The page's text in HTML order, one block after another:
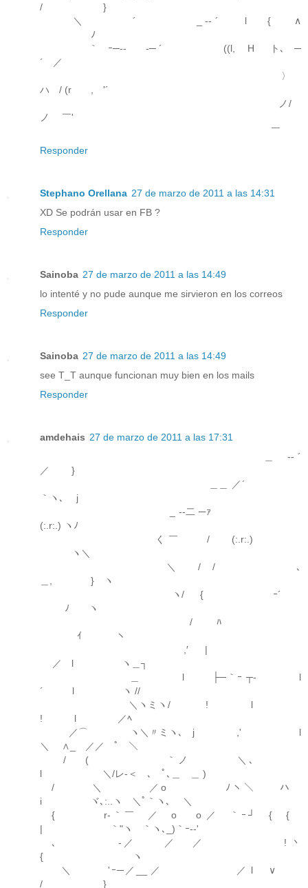
/ }
＼ ´ _ -‐ ´ l { ∧
ﾉ
｀ ｰ─-- -─ ´ ((l, H ト､ゝ─
´ ／
〉
ハ / (r , '´
ゝノ/
ノ ￣'
￣
Responder
Stephano Orellana 27 de marzo de 2011 a las 14:31
XD Se podrán usar en FB ?
Responder
Sainoba 27 de marzo de 2011 a las 14:49
lo intenté y no pude aunque me sirvieron en los correos
Responder
Sainoba 27 de marzo de 2011 a las 14:49
see T_T aunque funcionan muy bien en los mails
Responder
amdehais 27 de marzo de 2011 a las 17:31
＿ -‐ ´
／ }
＿＿ ／´
｀ヽ､ j
_ -‐二 ─ｧ
(:.r:.) ヽﾉ
く ￣ / (:.r:.)
ヽ＼
＼ / / ､
＿, } ヽ
ヽ/ { ｰ´
ﾉ ヽ
/ ﾊ
ｲ ヽ
,′ | ゝ
／ l ヽ＿┐
＿ l ├─｀ｰ ┬- l
´ l ヽ //
＼ヽミヽ/ ! l
! l ／ﾍ
／⌒ ヽ＼〃ミヽ､ j ,' l
＼ ∧_ ／／ ﾟ ＼
/ ( ｀ノ ＼､
l ＼/レ-＜ ､ ﾟ､＿ ＿ )
/ ＼ ／o ﾉヽ＼ ハ
i ヾ､:..ヽ ＼ﾟ｀ヽ､ ＼
{ r‐｀￣ ／ o o ／ ｀ｰ┘ { {
| ｀"ヽ ｀ヽ､_)｀ｰ--'
､ ゝ-／ ／ ／ ! 丶
{ ヽ
＼ 'ｰ─／__ ／ ／ l ∨
/ }